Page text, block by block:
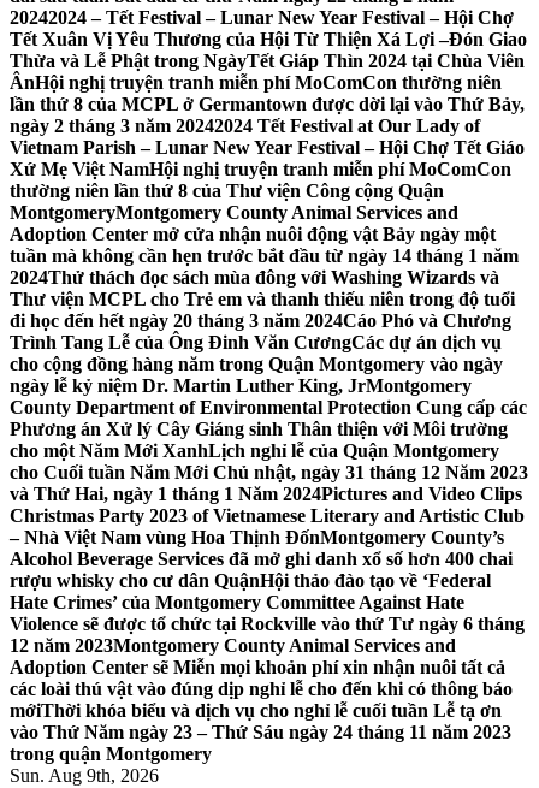
20242024 – Tết Festival – Lunar New Year Festival – Hội Chợ
Tết Xuân Vị Yêu Thương của Hội Từ Thiện Xá Lợi –Đón Giao
Thừa và Lễ Phật trong NgàyTết Giáp Thìn 2024 tại Chùa Viên
ÂnHội nghị truyện tranh miễn phí MoComCon thường niên
lần thứ 8 của MCPL ở Germantown được dời lại vào Thứ Bảy,
ngày 2 tháng 3 năm 20242024 Tết Festival at Our Lady of
Vietnam Parish – Lunar New Year Festival – Hội Chợ Tết Giáo
Xứ Mẹ Việt NamHội nghị truyện tranh miễn phí MoComCon
thường niên lần thứ 8 của Thư viện Công cộng Quận
MontgomeryMontgomery County Animal Services and
Adoption Center mở cửa nhận nuôi động vật Bảy ngày một
tuần mà không cần hẹn trước bắt đầu từ ngày 14 tháng 1 năm
2024Thử thách đọc sách mùa đông với Washing Wizards và
Thư viện MCPL cho Trẻ em và thanh thiếu niên trong độ tuổi
đi học đến hết ngày 20 tháng 3 năm 2024Cáo Phó và Chương
Trình Tang Lễ của Ông Đinh Văn CươngCác dự án dịch vụ
cho cộng đồng hàng năm trong Quận Montgomery vào ngày
ngày lễ kỷ niệm Dr. Martin Luther King, JrMontgomery
County Department of Environmental Protection Cung cấp các
Phương án Xử lý Cây Giáng sinh Thân thiện với Môi trường
cho một Năm Mới XanhLịch nghỉ lễ của Quận Montgomery
cho Cuối tuần Năm Mới Chủ nhật, ngày 31 tháng 12 Năm 2023
và Thứ Hai, ngày 1 tháng 1 Năm 2024Pictures and Video Clips
Christmas Party 2023 of Vietnamese Literary and Artistic Club
– Nhà Việt Nam vùng Hoa Thịnh ĐốnMontgomery County’s
Alcohol Beverage Services đã mở ghi danh xổ số hơn 400 chai
rượu whisky cho cư dân QuậnHội thảo đào tạo về ‘Federal
Hate Crimes’ của Montgomery Committee Against Hate
Violence sẽ được tổ chức tại Rockville vào thứ Tư ngày 6 tháng
12 năm 2023Montgomery County Animal Services and
Adoption Center sẽ Miễn mọi khoản phí xin nhận nuôi tất cả
các loài thú vật vào đúng dịp nghỉ lễ cho đến khi có thông báo
mớiThời khóa biểu và dịch vụ cho nghỉ lễ cuối tuần Lễ tạ ơn
vào Thứ Năm ngày 23 – Thứ Sáu ngày 24 tháng 11 năm 2023
trong quận Montgomery
Sun. Aug 9th, 2026